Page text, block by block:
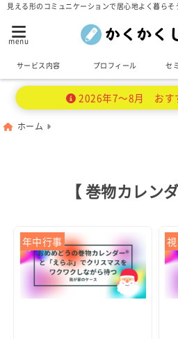
見える形のコミュニケーションで居心地よく暮らそ
menu
サービス内容 プロフィール セ
2026年7～8月 おす
ホーム
【 巻物カレン
年中行事